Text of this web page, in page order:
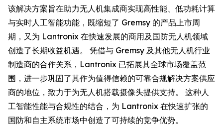
该解决方案旨在助力无人机集成商实现高性能、低功耗计算
与实时人工智能功能，既缩短了 Gremsy 的产品上市周
期，又为 Lantronix 在快速发展的商用及国防无人机领域
创造了长期收益机遇。 凭借与 Gremsy 及其他无人机行业
制造商的合作关系，Lantronix 已拓展其全球市场覆盖范
围，进一步巩固了其作为值得信赖的可靠合规解决方案供应
商的地位，致力于为无人机搭载摄像头提供支持。 这种人
工智能性能与合规性的结合，为 Lantronix 在快速扩张的
国防和自主系统市场中创造了可持续的竞争优势。